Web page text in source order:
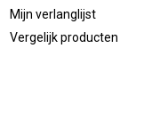
Mijn verlanglijst
Vergelijk producten